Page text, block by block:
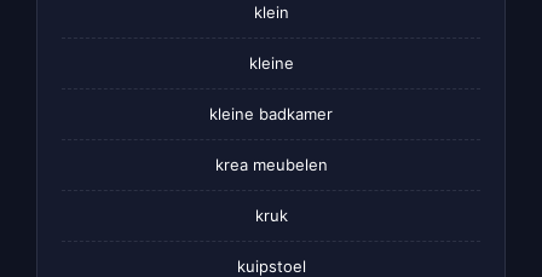
klein
kleine
kleine badkamer
krea meubelen
kruk
kuipstoel